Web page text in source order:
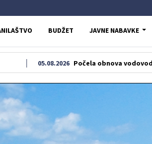
BUDŽET JAVNE NABAVKE
Počela obnova vodovodne i